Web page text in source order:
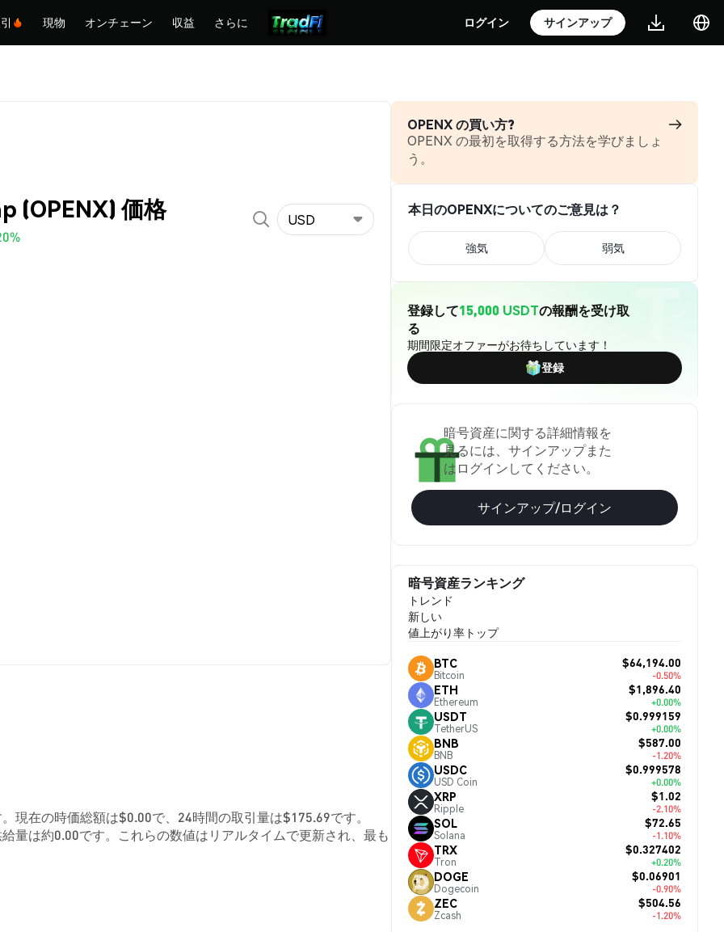
現物 オンチェーン 収益 さらに ログイン サインアップ
(OPENX) 価格 USD
在の時価総額は$0.00で、24時間の取引量は$175.69です。
量は約0.00です。これらの数値はリアルタイムで更新され、最も
OPENX の買い方?
OPENX の最初を取得する方法を学びましょ
う。
本日のOPENXについてのご意見は？
強気 弱気
登録して15,000 USDTの報酬を受け取
る
期間限定オファーがお待ちしています！
登録
暗号資産に関する詳細情報を
見るには、サインアップまた
はログインしてください。
サインアップ/ログイン
暗号資産ランキング
トレンド
新しい
値上がり率トップ
BTC
Bitcoin
$64,194.00
-0.50%
ETH
Ethereum
$1,896.40
+0.00%
USDT
TetherUS
$0.999159
+0.00%
BNB
BNB
$587.00
-1.20%
USDC
USD Coin
$0.999578
+0.00%
XRP
Ripple
$1.02
-2.10%
SOL
Solana
$72.65
-1.10%
TRX
Tron
$0.327402
+0.20%
DOGE
Dogecoin
$0.06901
-0.90%
ZEC
Zcash
$504.56
-1.20%